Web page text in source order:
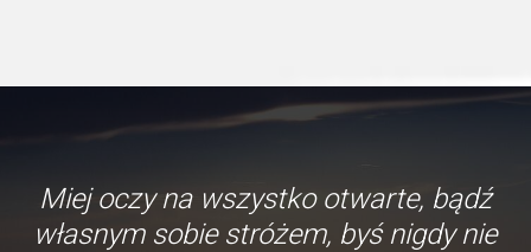
Miej oczy na wszystko otwarte, bądź
własnym sobie stróżem, byś nigdy nie